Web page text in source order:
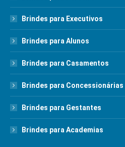
Brindes para Executivos
Brindes para Alunos
Brindes para Casamentos
Brindes para Concessionárias
Brindes para Gestantes
Brindes para Academias